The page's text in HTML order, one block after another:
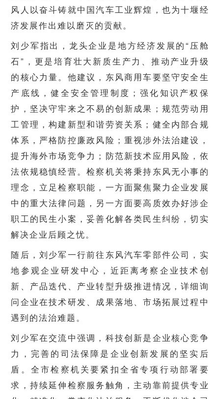
风人以奋斗铸就中国汽车工业辉煌，也为十堰经
济发展作出难以磨灭的贡献。
刘少军指出，龙头企业是地方经济发展的“压舱
石”，更是培育壮大新质生产力、推动产业升级
的核心力量。他建议，东风商用车要坚守安全生
产底线，健全安全管理制度；强化知识产权保
护，坚决守牢来之不易的创新成果；规范劳动用
工管理，构建新型和谐劳资关系；健全内部合规
体系，严格防控廉政风险；重视涉外法治建设，
提升海外市场竞争力；防范新技术应用风险，依
法依规稳慎经营。检察机关将秉持东风无小事的
理念，立足检察职能，一方面聚焦聚力企业发展
中的重大法律问题，另一方面要高质效办好涉企
职工的民生小案，妥善化解各类民生纠纷，切实
解决企业后顾之忧。
随后，刘少军一行前往东风汽车零部件公司，实
地参观企业研发中心，近距离考察企业技术创
新、产品迭代、产业转型升级推进情况，详细询
问企业在技术研发、成果落地、市场拓展过程中
遇到的法治难题。
刘少军在交流中强调，科技创新是企业核心竞争
力，完善的司法保障是企业创新发展的坚实后
盾。全市检察机关要紧扣全省专项行动部署要
求，持续延伸检察服务触角，主动靠前提供专业